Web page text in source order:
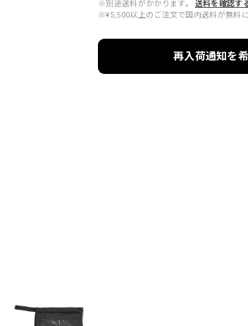
※別途送料がかかります。
送料を確認す
※¥5,500以上のご注文で国内送料が無料に
再入荷通知を